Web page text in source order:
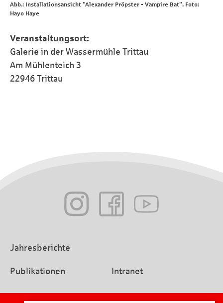
Abb.: Installationsansicht "Alexander Pröpster - Vampire Bat", Foto:
Hayo Haye
Veranstaltungsort:
Galerie in der Wassermühle Trittau
Am Mühlenteich 3
22946 Trittau
Jahresberichte
Publikationen Intranet